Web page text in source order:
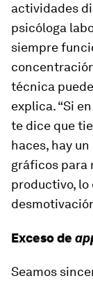
actividades
psicóloga
siempre
técnica
explica. “Si
te dice que
haces, hay
gráficos para
productivo, lo
Exceso de
Seamos